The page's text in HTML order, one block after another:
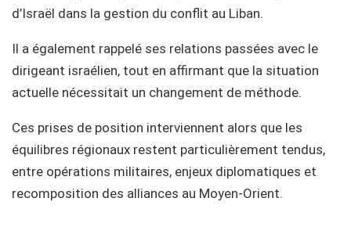
d’Israël dans la gestion du conflit au Liban.
Il a également rappelé ses relations passées avec le
dirigeant israélien, tout en affirmant que la situation
actuelle nécessitait un changement de méthode.
Ces prises de position interviennent alors que les
équilibres régionaux restent particulièrement tendus,
entre opérations militaires, enjeux diplomatiques et
recomposition des alliances au Moyen-Orient.